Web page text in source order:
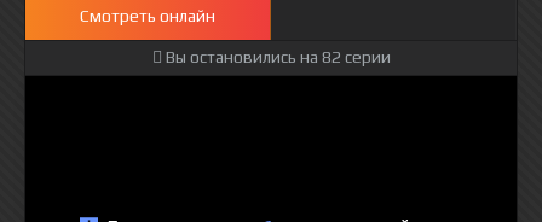
Смотреть онлайн
Вы остановились на 82 серии